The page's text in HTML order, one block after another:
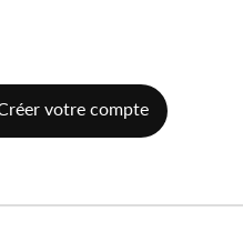
votre compte